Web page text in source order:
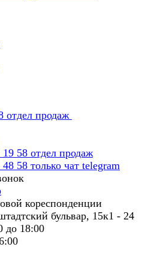
отдел продаж
19 58 отдел продаж
48 58 только чат telegram
кореспонденции
бульвар, 15к1 - 24
до 18:00